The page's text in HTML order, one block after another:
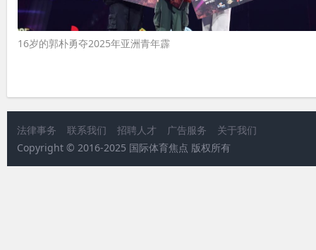
16岁的郭朴勇夺2025年亚洲青年霹
法律事务 联系我们 招聘人才 广告服务
关于我们
Copyright © 2016-2025 国际体育焦点 版权所有